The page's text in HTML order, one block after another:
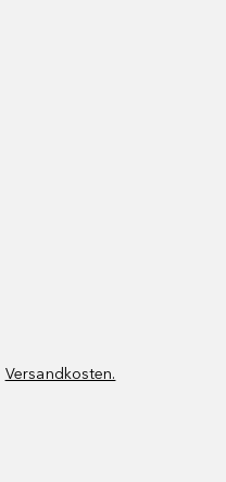
Versandkosten.